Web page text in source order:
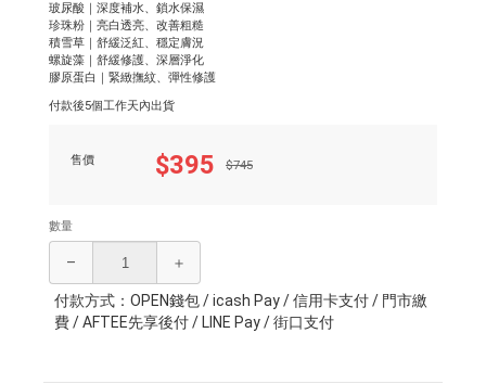
玻尿酸｜深度補水、鎖水保濕
珍珠粉｜亮白透亮、改善粗糙
積雪草｜舒緩泛紅、穩定膚況
螺旋藻｜舒緩修護、深層淨化
膠原蛋白｜緊緻撫紋、彈性修護
付款後5個工作天內出貨
售價 $395 $745
數量
– ＋
付款方式：OPEN錢包 / icash Pay / 信用卡支付 / 門市繳
費 / AFTEE先享後付 / LINE Pay / 街口支付